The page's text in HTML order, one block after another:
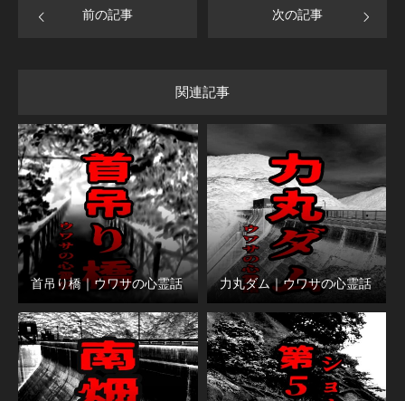
前の記事 次の記事
関連記事
首吊り橋｜ウワサの心霊話 力丸ダム｜ウワサの心霊話